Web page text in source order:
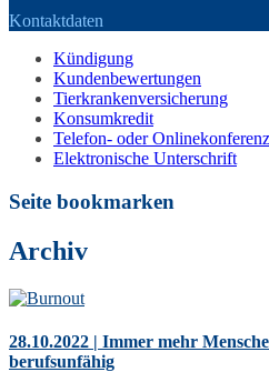
Kontaktdaten
Kündigung
Kundenbewertungen
Tierkrankenversicherung
Konsumkredit
Telefon- oder Onlinekonferenz
Elektronische Unterschrift
Seite bookmarken
Archiv
28.10.2022 | Immer mehr
berufsunfähig